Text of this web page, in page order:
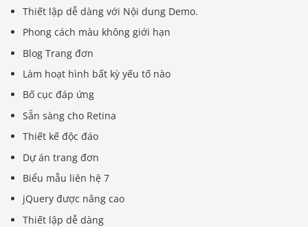
Thiết lập dễ dàng với Nội dung Demo.
Phong cách màu không giới hạn
Blog Trang đơn
Làm hoạt hình bất kỳ yếu tố nào
Bố cục đáp ứng
Sẵn sàng cho Retina
Thiết kế độc đáo
Dự án trang đơn
Biểu mẫu liên hệ 7
jQuery được nâng cao
Thiết lập dễ dàng